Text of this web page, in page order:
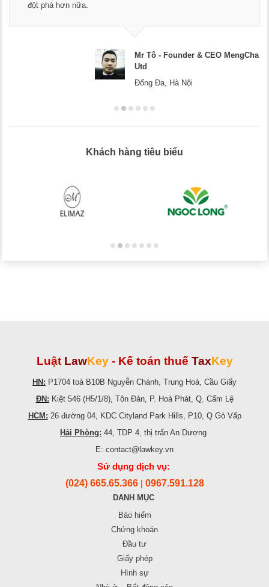
đột phá hơn nữa.
Mr Tô - Founder & CEO MengCha
Utd
Đống Đa, Hà Nội
Khách hàng tiêu biểu
Luật LawKey - Kế toán thuế TaxKey
HN: P1704 toà B10B Nguyễn Chánh, Trung Hoà, Cầu Giấy
ĐN: Kiệt 546 (H5/1/8), Tôn Đản, P. Hoà Phát, Q. Cẩm Lệ
HCM: 26 đường 04, KDC Cityland Park Hills, P10, Q Gò Vấp
Hải Phòng: 44, TDP 4, thị trấn An Dương
E: contact@lawkey.vn
Sử dụng dịch vụ:
(024) 665.65.366 0967.591.128
DANH MỤC
Bảo hiểm
Chứng khoán
Đầu tư
Giấy phép
Hình sự